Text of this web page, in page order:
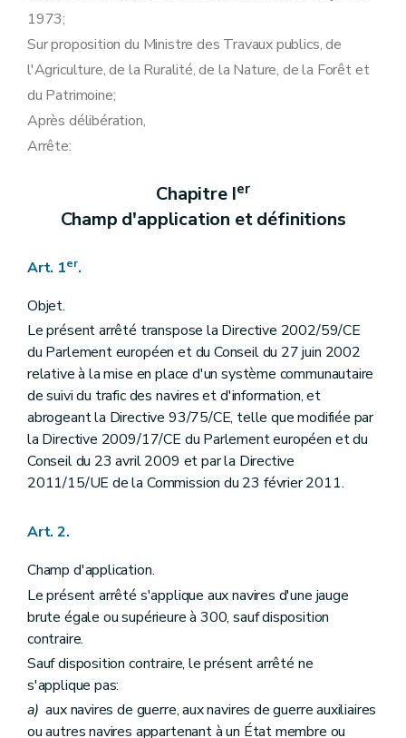
1973;
Sur proposition du Ministre des Travaux publics, de
l'Agriculture, de la Ruralité, de la Nature, de la Forêt et
du Patrimoine;
Après délibération,
Arrête:
Chapitre Ier
Champ d'application et définitions
Art. 1er.
Objet.
Le présent arrêté transpose la Directive 2002/59/CE
du Parlement européen et du Conseil du 27 juin 2002
relative à la mise en place d'un système communautaire
de suivi du trafic des navires et d'information, et
abrogeant la Directive 93/75/CE, telle que modifiée par
la Directive 2009/17/CE du Parlement européen et du
Conseil du 23 avril 2009 et par la Directive
2011/15/UE de la Commission du 23 février 2011.
Art. 2.
Champ d'application.
Le présent arrêté s'applique aux navires d'une jauge
brute égale ou supérieure à 300, sauf disposition
contraire.
Sauf disposition contraire, le présent arrêté ne
s'applique pas:
a) aux navires de guerre, aux navires de guerre auxiliaires
ou autres navires appartenant à un État membre ou